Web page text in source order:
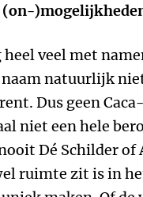
(on-
heel veel met
naam natuurlijk
Dus geen
niet een hele
Dé Schilder of
ruimte zit is in